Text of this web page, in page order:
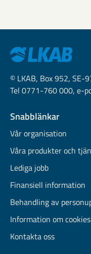
© LKAB, Box 952, SE-
Tel 0771-760 000, e-
Snabblänkar
Vår organisation
Våra produkter och
Lediga jobb
Finansiell information
Behandling av
Information om cookies
Kontakta oss